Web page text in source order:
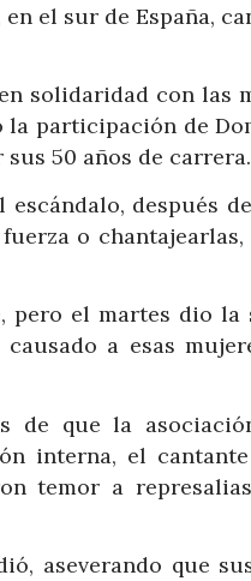
el sur de España,
solidaridad con las
participación de
50 años de carrera.
después
o
pero el martes dio
a esas
que la
interna, el
temor a
aseverando que